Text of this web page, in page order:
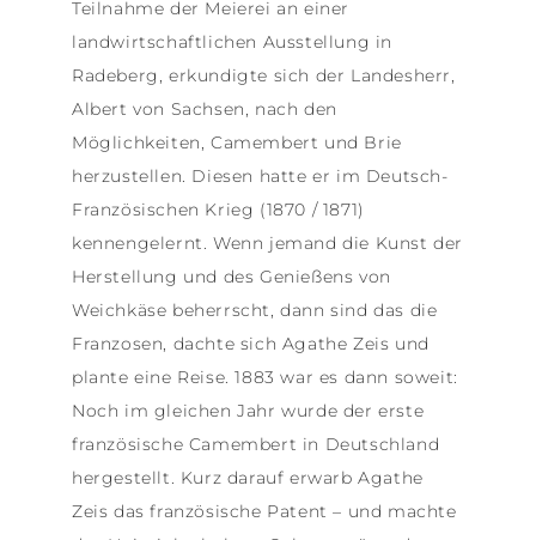
Teilnahme der Meierei an einer
landwirtschaftlichen Ausstellung in
Radeberg, erkundigte sich der Landesherr,
Albert von Sachsen, nach den
Möglichkeiten, Camembert und Brie
herzustellen. Diesen hatte er im Deutsch-
Französischen Krieg (1870 / 1871)
kennengelernt. Wenn jemand die Kunst der
Herstellung und des Genießens von
Weichkäse beherrscht, dann sind das die
Franzosen, dachte sich Agathe Zeis und
plante eine Reise. 1883 war es dann soweit:
Noch im gleichen Jahr wurde der erste
französische Camembert in Deutschland
hergestellt. Kurz darauf erwarb Agathe
Zeis das französische Patent – und machte